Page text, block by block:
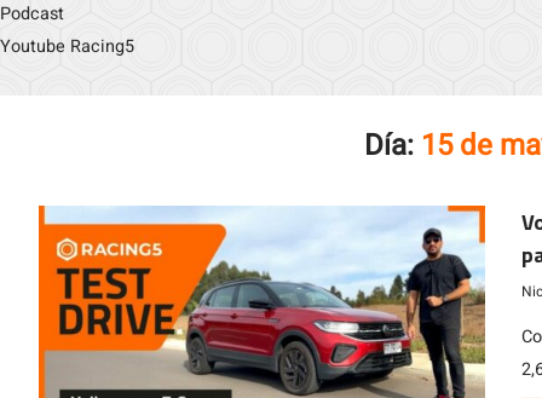
Podcast
Youtube Racing5
Día: 15 de